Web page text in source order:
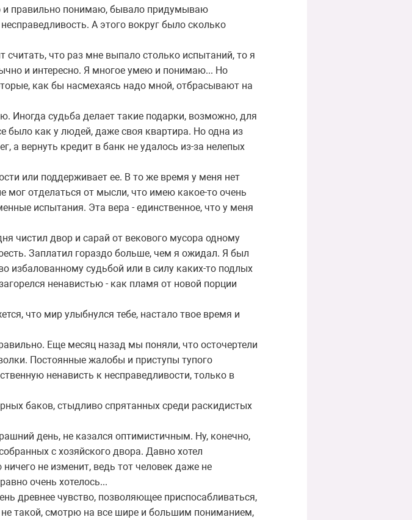
и правильно понимаю, бывало придумываю
А этого вокруг было сколько
что раз мне выпало столько испытаний, то я
и интересно. Я многое умею и понимаю... Но
как бы насмехаясь надо мной, отбрасывают на
Иногда судьба делает такие подарки, возможно, для
было как у людей, даже своя квартира. Но одна из
а вернуть кредит в банк не удалось из-за нелепых
или поддерживает ее. В то же время у меня нет
мог отделаться от мысли, что имею какое-то очень
испытания. Эта вера - единственное, что у меня
чистил двор и сарай от векового мусора одному
Заплатил гораздо больше, чем я ожидал. Я был
избалованному судьбой или в силу каких-то подлых
ненавистью - как пламя от новой порции
что мир улыбнулся тебе, настало твое время и
Еще месяц назад мы поняли, что осточертели
Постоянные жалобы и приступы тупого
ненависть к несправедливости, только в
баков, стыдливо спрятанных среди раскидистых
день, не казался оптимистичным. Ну, конечно,
с хозяйского двора. Давно хотел
не изменит, ведь тот человек даже не
очень хотелось...
древнее чувство, позволяющее приспосабливаться,
такой, смотрю на все шире и большим пониманием,